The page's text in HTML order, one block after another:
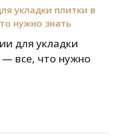
для укладки
все, что нужно